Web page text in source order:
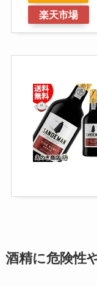
楽天市場
酒精に危険性